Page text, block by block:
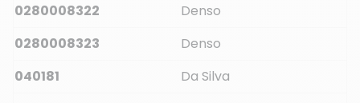
0280008322
Denso
0280008323
Denso
040181
Da Silva